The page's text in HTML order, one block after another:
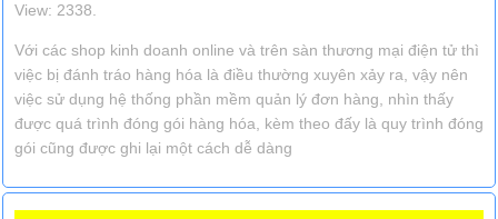
View: 2338.
Với các shop kinh doanh online và trên sàn thương mại điện tử thì
việc bị đánh tráo hàng hóa là điều thường xuyên xảy ra, vậy nên
việc sử dụng hệ thống phần mềm quản lý đơn hàng, nhìn thấy
được quá trình đóng gói hàng hóa, kèm theo đấy là quy trình đóng
gói cũng được ghi lại một cách dễ dàng